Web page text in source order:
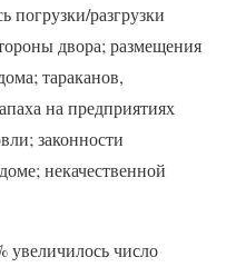
погрузки/разгрузки
двора; размещения
тараканов,
на предприятиях
законности
некачественной
увеличилось число